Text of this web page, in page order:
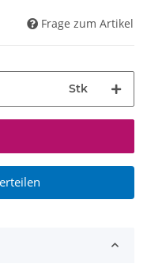
Frage zum Artikel
Stk